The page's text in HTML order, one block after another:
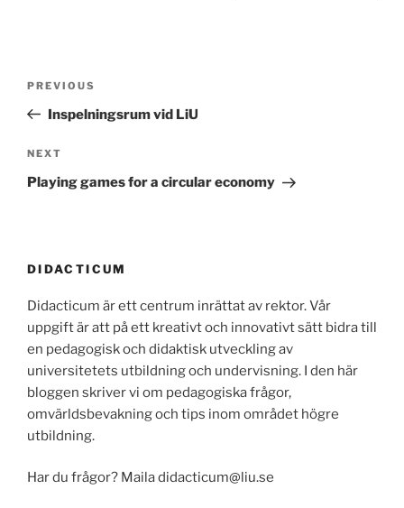
Previous
Post
PREVIOUS
Inspelningsrum vid LiU
Next
Post
NEXT
Playing games for a circular economy
DIDACTICUM
Didacticum är ett centrum inrättat av rektor. Vår
uppgift är att på ett kreativt och innovativt sätt bidra till
en pedagogisk och didaktisk utveckling av
universitetets utbildning och undervisning. I den här
bloggen skriver vi om pedagogiska frågor,
omvärldsbevakning och tips inom området högre
utbildning.
Har du frågor? Maila didacticum@liu.se